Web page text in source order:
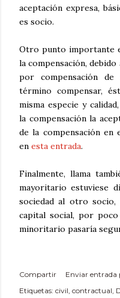
aceptación expresa,
es socio.
Otro punto importante
la compensación,
por compensación
término compensar,
misma especie y
la compensación la
de la compensación en
en esta entrada.
Finalmente, llama
mayoritario estuviese
sociedad al otro socio,
capital social, por
minoritario pasaría
Compartir
Enviar entrada
Etiquetas: civil contractual